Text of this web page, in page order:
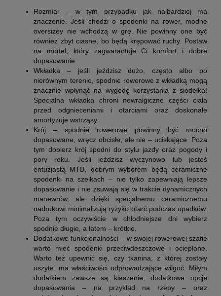
Rozmiar – w tym przypadku jak najbardziej ma
znaczenie. Jeśli chodzi o spodenki na rower, modne
oversizey nie wchodzą w grę. Nie powinny one być
również zbyt ciasne, bo będą krępować ruchy. Postaw
na model, który zagwarantuje Ci komfort i dobre
dopasowanie.
Wkładka – jeśli jeździsz dużo, często albo po
nierównym terenie, spodnie rowerowe z wkładką mogą
znacznie wpłynąć na wygodę korzystania z siodełka!
Specjalna wkładka chroni newralgiczne części ciała
przed odgnieceniami i otarciami oraz doskonale
amortyzuje wstrząsy.
Krój – spodnie rowerowe powinny być mocno
dopasowane, wręcz obcisłe, ale nie – uciskające. Poza
tym dobierz krój spodni do stylu jazdy oraz pogody i
pory roku. Jeśli jeździsz wyczynowo lub jesteś
entuzjastą MTB, dobrym wyborem będą ceramiczne
spodenki na szelkach – nie tylko zapewniają lepsze
dopasowanie i nie zsuwają się w trakcie dynamicznych
manewrów, ale dzięki specjalnemu ceramicznemu
nadrukowi minimalizują ryzyko otarć podczas upadków.
Poza tym oczywiście w chłodniejsze dni wybierz
spodnie długie, a latem – krótkie.
Dodatkowe funkcjonalności – w swojej rowerowej szafie
warto mieć spodenki przeciwdeszczowe i ocieplane.
Warto też upewnić się, czy tkanina, z której zostały
uszyte, ma właściwości odprowadzające wilgoć. Miłym
dodatkiem zawsze są kieszenie, dodatkowe opcje
dopasowania – na przykład na rzepy – oraz